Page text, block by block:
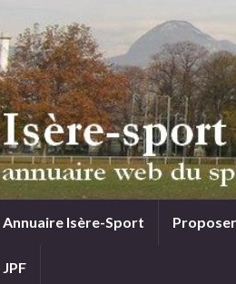
Annuaire Isère-Sport
JPF